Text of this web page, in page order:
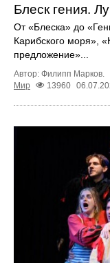
Блеск гения.
От «Блеска» до
Карибского моря»,
предложение»...
Автор: Филипп Марков.
Мир
13960